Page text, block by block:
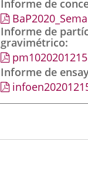
Informe de
Informe de
gravimétrico
pm1020201215
Informe de